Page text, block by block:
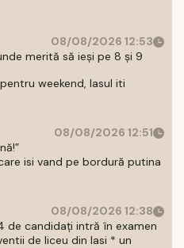
08/08/2026 12:53
merită să ieși pe 8 și 9
weekend, Iasul iti
08/08/2026 12:51
isi vand pe bordură putina
08/08/2026 12:38
de candidați intră în examen
de liceu din Iasi * un